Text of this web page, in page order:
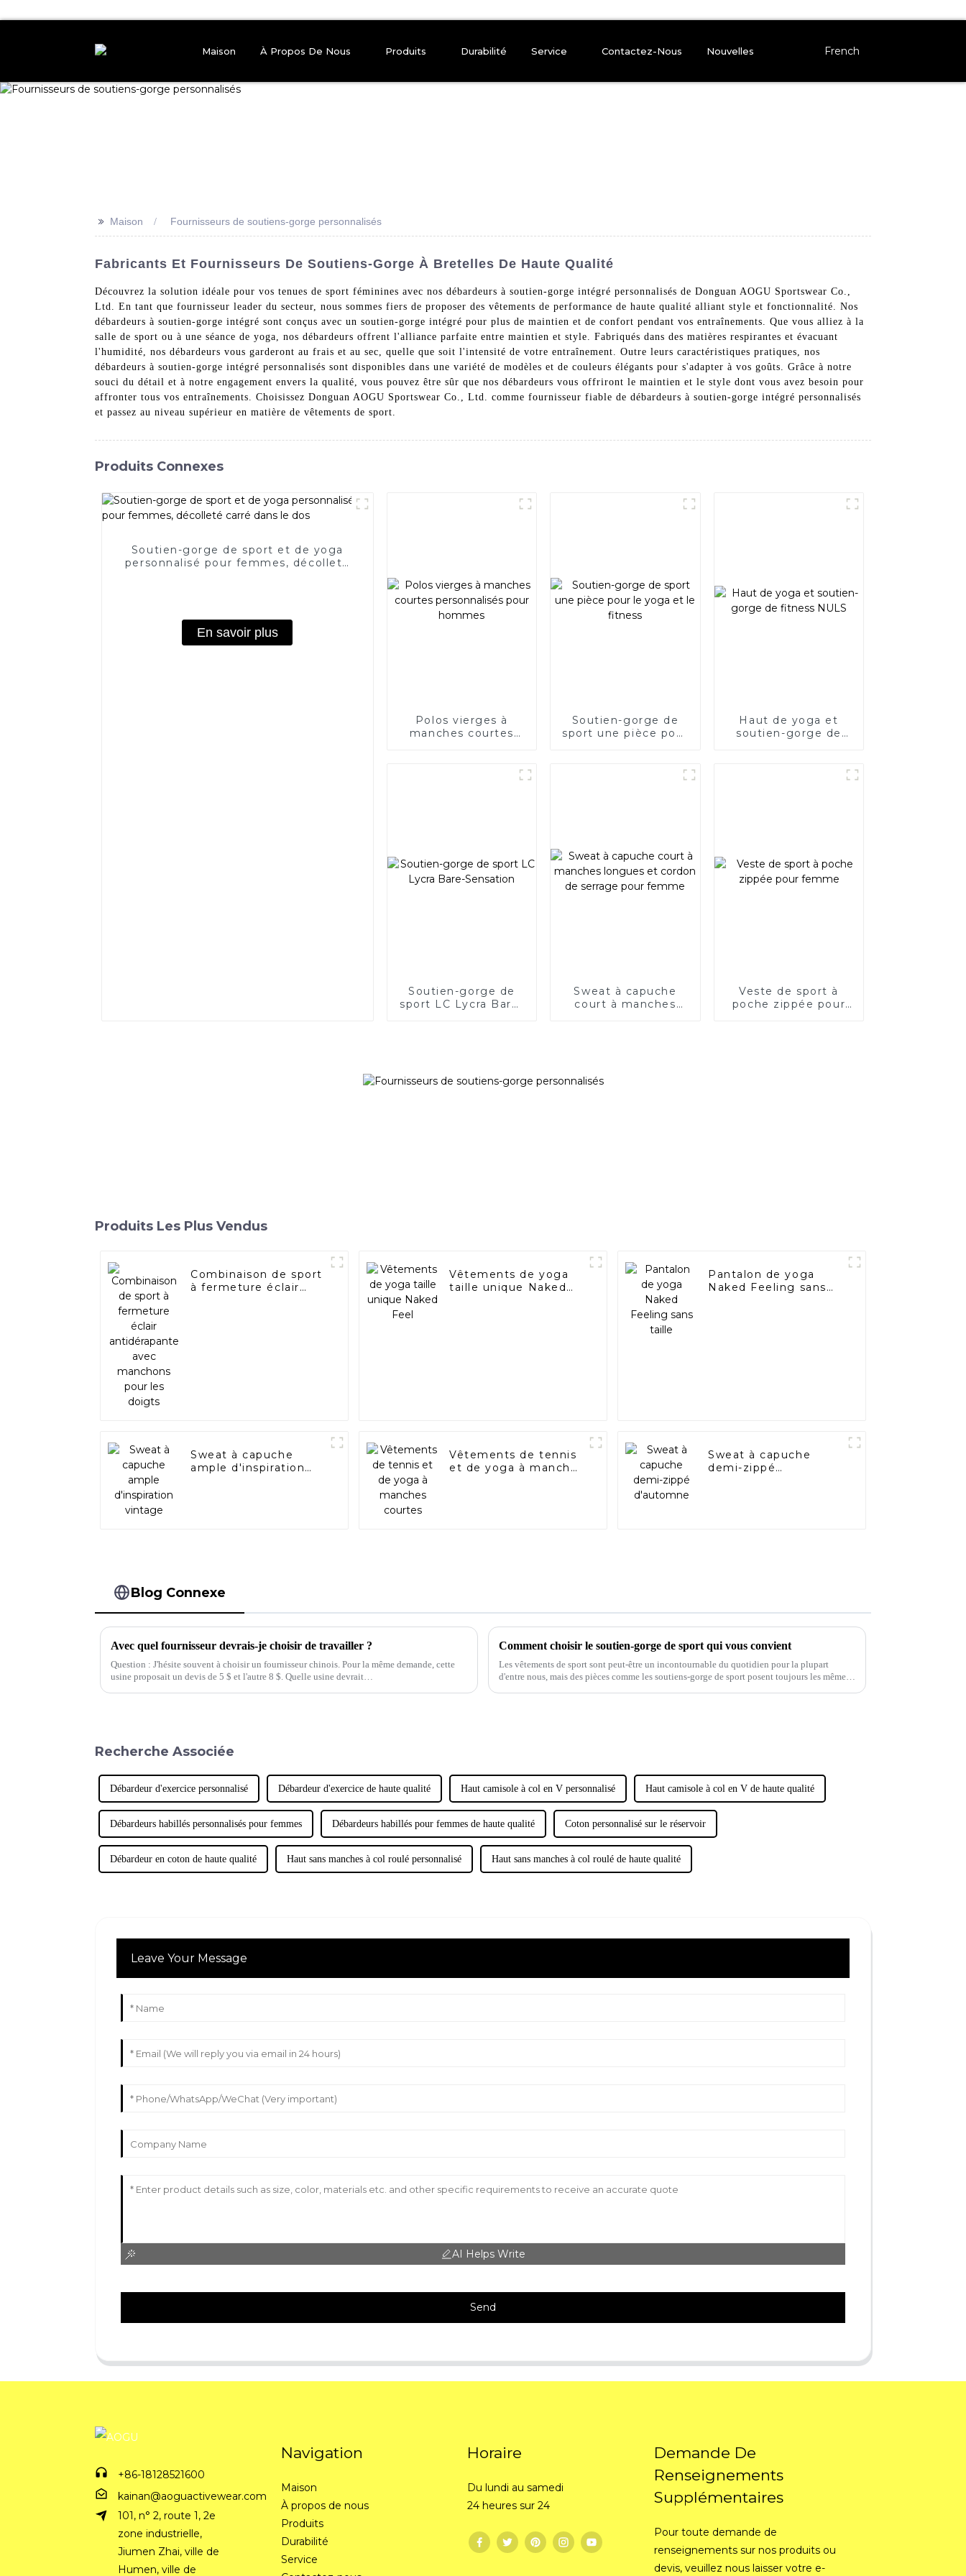
Maison À Propos De Nous Produits Durabilité Service Contactez-Nous Nouvelles French
>> Maison Fournisseurs de soutiens-gorge personnalisés
Fabricants Et Fournisseurs De Soutiens-Gorge À Bretelles De Haute Qualité
Découvrez la solution idéale pour vos tenues de sport féminines avec nos débardeurs à soutien-gorge intégré personnalisés de Donguan AOGU Sportswear Co.,
Ltd. En tant que fournisseur leader du secteur, nous sommes fiers de proposer des vêtements de performance de haute qualité alliant style et fonctionnalité. Nos
débardeurs à soutien-gorge intégré sont conçus avec un soutien-gorge intégré pour plus de maintien et de confort pendant vos entraînements. Que vous alliez à la
salle de sport ou à une séance de yoga, nos débardeurs offrent l'alliance parfaite entre maintien et style. Fabriqués dans des matières respirantes et évacuant
l'humidité, nos débardeurs vous garderont au frais et au sec, quelle que soit l'intensité de votre entraînement. Outre leurs caractéristiques pratiques, nos
débardeurs à soutien-gorge intégré personnalisés sont disponibles dans une variété de modèles et de couleurs élégants pour s'adapter à vos goûts. Grâce à notre
souci du détail et à notre engagement envers la qualité, vous pouvez être sûr que nos débardeurs vous offriront le maintien et le style dont vous avez besoin pour
affronter tous vos entraînements. Choisissez Donguan AOGU Sportswear Co., Ltd. comme fournisseur fiable de débardeurs à soutien-gorge intégré personnalisés
et passez au niveau supérieur en matière de vêtements de sport.
Produits Connexes
Soutien-gorge de sport et de yoga
personnalisé pour femmes, décolleté
En savoir plus
Polos vierges à
manches courtes
Soutien-gorge de
sport une pièce pour
Haut de yoga et
soutien-gorge de
Soutien-gorge de
sport LC Lycra Bare-
Sweat à capuche
court à manches
Veste de sport à
poche zippée pour
Produits Les Plus Vendus
Combinaison de sport
à fermeture éclair
Vêtements de yoga
taille unique Naked
Pantalon de yoga
Naked Feeling sans
Sweat à capuche
ample d'inspiration
Vêtements de tennis
et de yoga à manches
Sweat à capuche
demi-zippé
Blog Connexe
Avec quel fournisseur devrais-je choisir de travailler ?
Question : J'hésite souvent à choisir un fournisseur chinois. Pour la même demande, cette
usine proposait un devis de 5 $ et l'autre 8 $. Quelle usine devrait…
Comment choisir le soutien-gorge de sport qui vous convient
Les vêtements de sport sont peut-être un incontournable du quotidien pour la plupart
d'entre nous, mais des pièces comme les soutiens-gorge de sport posent toujours les mêmes
Recherche Associée
Débardeur d'exercice personnalisé Débardeur d'exercice de haute qualité Haut camisole à col en V personnalisé Haut camisole à col en V de haute qualité
Débardeurs habillés personnalisés pour femmes Débardeurs habillés pour femmes de haute qualité Coton personnalisé sur le réservoir
Débardeur en coton de haute qualité Haut sans manches à col roulé personnalisé Haut sans manches à col roulé de haute qualité
Leave Your Message
AI Helps Write
Send
+86-18128521600
kainan@aoguactivewear.com
101, n° 2, route 1, 2e
zone industrielle,
Jiumen Zhai, ville de
Humen, ville de
Navigation
Maison
À propos de nous
Produits
Durabilité
Service
Horaire
Du lundi au samedi
24 heures sur 24
Demande De
Renseignements
Supplémentaires
Pour toute demande de
renseignements sur nos produits ou
devis, veuillez nous laisser votre e-